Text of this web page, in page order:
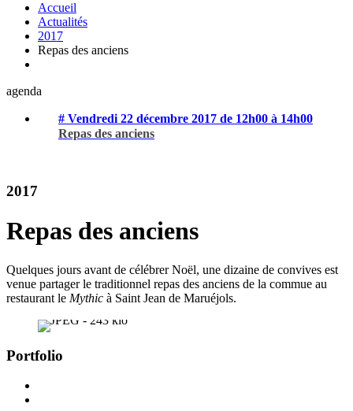
Accueil
Actualités
2017
Repas des anciens
agenda
# Vendredi 22 décembre 2017 de 12h00 à 14h00
Repas des anciens
2017
Repas des anciens
Quelques jours avant de célébrer Noël, une dizaine de convives est
venue partager le traditionnel repas des anciens de la commue au
restaurant le Mythic à Saint Jean de Maruéjols.
Portfolio